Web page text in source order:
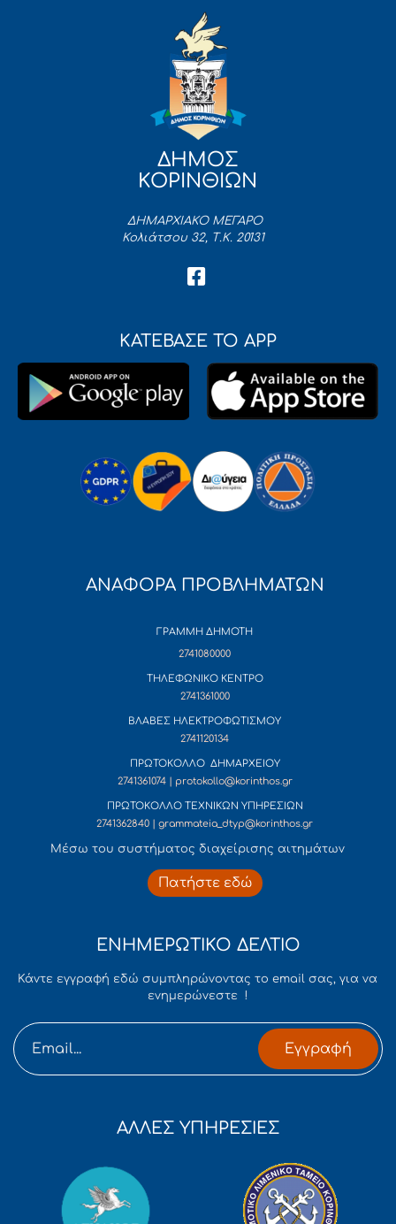
ΔΗΜΟΣ
ΚΟΡΙΝΘΙΩΝ
ΔΗΜΑΡΧΙΑΚΟ ΜΕΓΑΡΟ
Κολιάτσου 32, Τ.Κ. 20131
ΚΑΤΕΒΑΣΕ ΤΟ APP
ΑΝΑΦΟΡΑ ΠΡΟΒΛΗΜΑΤΩΝ
ΓΡΑΜΜΗ ΔΗΜΟΤΗ
2741080000
ΤΗΛΕΦΩΝΙΚΟ ΚΕΝΤΡΟ
2741361000
ΒΛΑΒΕΣ ΗΛΕΚΤΡΟΦΩΤΙΣΜΟΥ
2741120134
ΠΡΩΤΟΚΟΛΛΟ ΔΗΜΑΡΧΕΙΟΥ
2741361074 | protokollo@korinthos.gr
ΠΡΩΤΟΚΟΛΛΟ ΤΕΧΝΙΚΩΝ ΥΠΗΡΕΣΙΩΝ
2741362840 | grammateia_dtyp@korinthos.gr
Mέσω του συστήματος διαχείρισης αιτημάτων
Πατήστε εδώ
ΕΝΗΜΕΡΩΤΙΚΟ ΔΕΛΤΙΟ
Κάντε εγγραφή εδώ συμπληρώνοντας το email σας, για να
ενημερώνεστε !
Εγγραφή
ΑΛΛΕΣ ΥΠΗΡΕΣΙΕΣ